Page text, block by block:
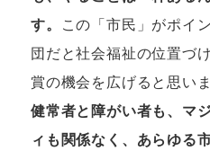
す。 この「市民」がポイ
団だと社会福祉の位置づ
賞の機会を広げると思いま
健常者と障がい者も、マ
ィも関係なく、あらゆる